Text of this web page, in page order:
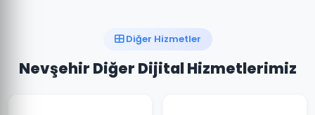
Diğer Hizmetler
Nevşehir Diğer Dijital Hizmetlerimiz